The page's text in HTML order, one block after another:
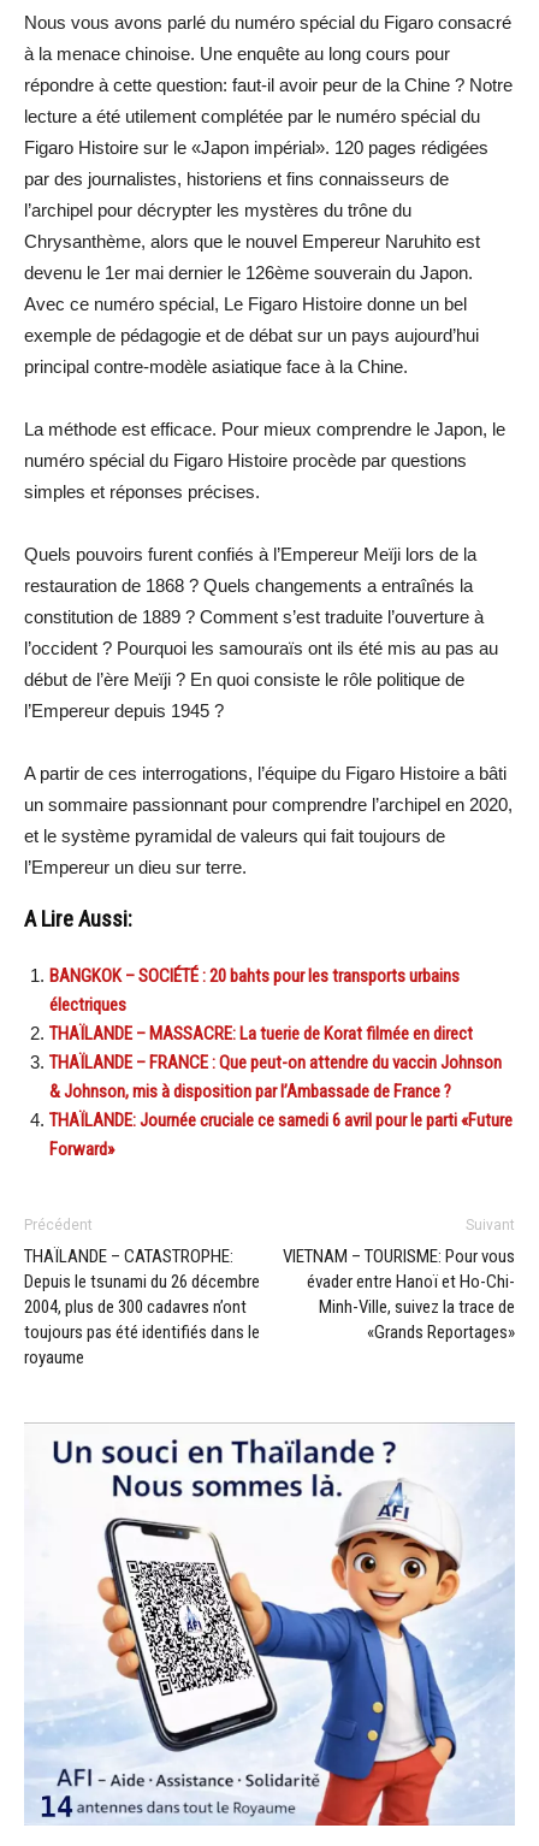
Nous vous avons parlé du numéro spécial du Figaro consacré
à la menace chinoise. Une enquête au long cours pour
répondre à cette question: faut-il avoir peur de la Chine ? Notre
lecture a été utilement complétée par le numéro spécial du
Figaro Histoire sur le «Japon impérial». 120 pages rédigées
par des journalistes, historiens et fins connaisseurs de
l’archipel pour décrypter les mystères du trône du
Chrysanthème, alors que le nouvel Empereur Naruhito est
devenu le 1er mai dernier le 126ème souverain du Japon.
Avec ce numéro spécial, Le Figaro Histoire donne un bel
exemple de pédagogie et de débat sur un pays aujourd’hui
principal contre-modèle asiatique face à la Chine.
La méthode est efficace. Pour mieux comprendre le Japon, le
numéro spécial du Figaro Histoire procède par questions
simples et réponses précises.
Quels pouvoirs furent confiés à l’Empereur Meïji lors de la
restauration de 1868 ? Quels changements a entraînés la
constitution de 1889 ? Comment s’est traduite l’ouverture à
l’occident ? Pourquoi les samouraïs ont ils été mis au pas au
début de l’ère Meïji ? En quoi consiste le rôle politique de
l’Empereur depuis 1945 ?
A partir de ces interrogations, l’équipe du Figaro Histoire a bâti
un sommaire passionnant pour comprendre l’archipel en 2020,
et le système pyramidal de valeurs qui fait toujours de
l’Empereur un dieu sur terre.
A Lire Aussi:
BANGKOK – SOCIÉTÉ : 20 bahts pour les transports urbains
électriques
THAÏLANDE – MASSACRE: La tuerie de Korat filmée en direct
THAÏLANDE – FRANCE : Que peut-on attendre du vaccin Johnson
& Johnson, mis à disposition par l’Ambassade de France ?
THAÏLANDE: Journée cruciale ce samedi 6 avril pour le parti «Future
Forward»
Précédent
THAÏLANDE – CATASTROPHE:
Depuis le tsunami du 26 décembre
2004, plus de 300 cadavres n’ont
toujours pas été identifiés dans le
royaume
Suivant
VIETNAM – TOURISME: Pour vous
évader entre Hanoï et Ho-Chi-
Minh-Ville, suivez la trace de
«Grands Reportages»